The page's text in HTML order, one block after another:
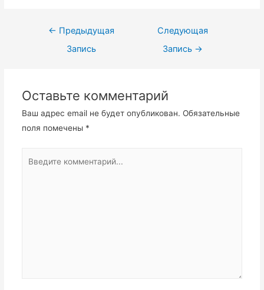
Навигация
← Предыдущая
Запись
Следующая
Запись →
Оставьте комментарий
Ваш адрес email не будет опубликован. Обязательные
поля помечены *